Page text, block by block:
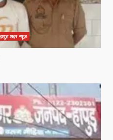
शहर न्यूज़